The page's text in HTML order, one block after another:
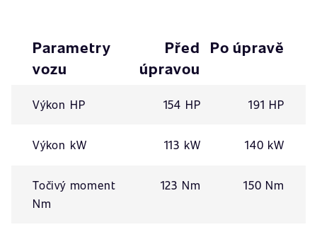
Parametry
vozu
Před
úpravou
Po úpravě
Výkon HP 154 HP 191 HP
Výkon kW 113 kW 140 kW
Točivý moment
Nm
123 Nm 150 Nm